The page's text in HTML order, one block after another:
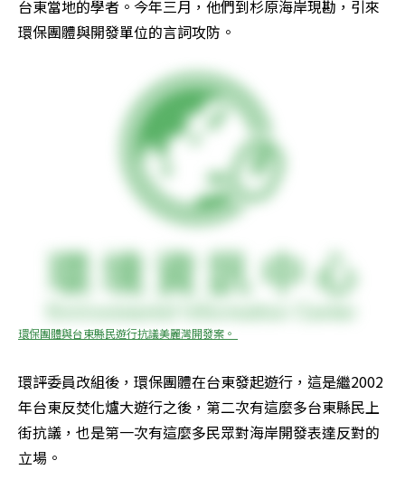
台東當地的學者。今年三月，他們到杉原海岸現勘，引來
環保團體與開發單位的言詞攻防。
環保團體與台東縣民遊行抗議美麗灣開發案。
環評委員改組後，環保團體在台東發起遊行，這是繼2002
年台東反焚化爐大遊行之後，第二次有這麼多台東縣民上
街抗議，也是第一次有這麼多民眾對海岸開發表達反對的
立場。